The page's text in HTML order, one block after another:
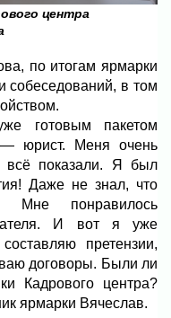
центра
по итогам ярмарки
собеседований, в том
готовым пакетом
— юрист. Меня очень
всё показали. Я был
Даже не знал, что
Мне понравилось
И вот я уже
претензии,
договоры. Были ли
Кадрового центра?
ярмарки Вячеслав.